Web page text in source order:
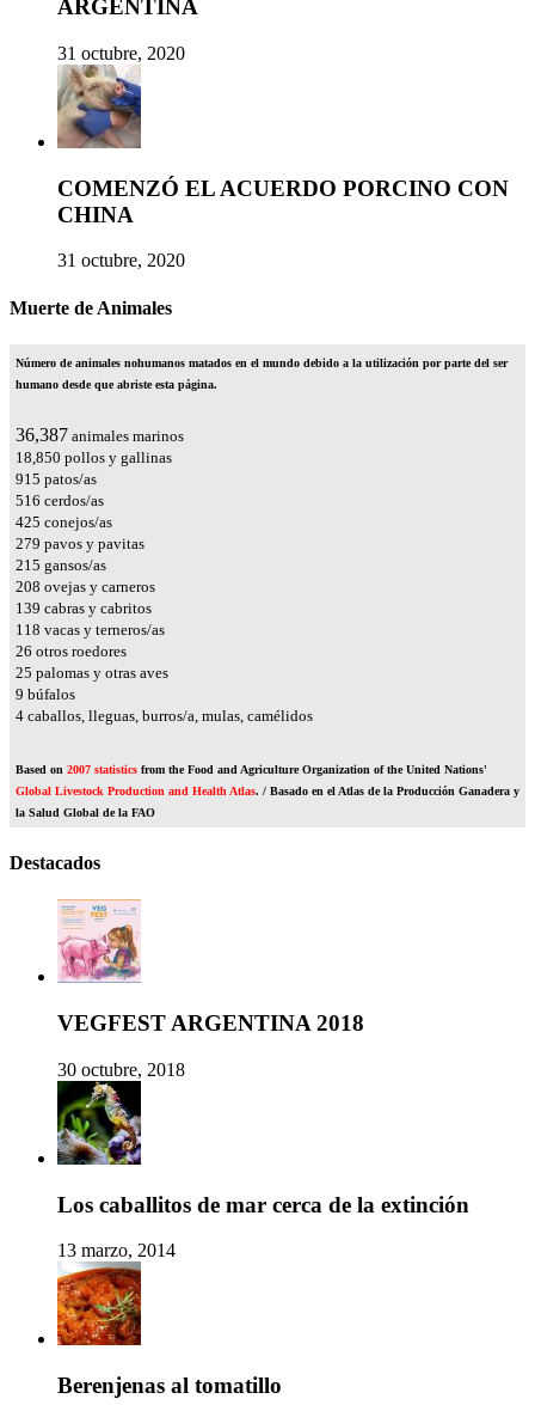
ARGENTINA
31 octubre, 2020
COMENZÓ EL ACUERDO PORCINO CON
CHINA
31 octubre, 2020
Muerte de Animales
Número de animales nohumanos matados en el mundo debido a la utilización por parte del ser
humano desde que abriste esta página.
42,808 animales marinos
22,176 pollos y gallinas
1,076patos/as
607 cerdos/as
500 conejos/as
329 pavos y pavitas
254 gansos/as
245 ovejas y carneros
164 cabras y cabritos
139 vacas y terneros/as
31 otros roedores
30 palomas y otras aves
11búfalos
4 caballos, lleguas, burros/a, mulas, camélidos
Based on 2007 statistics from the Food and Agriculture Organization of the United Nations'
Global Livestock Production and Health Atlas. / Basado en el Atlas de la Producción Ganadera y
la Salud Global de la FAO
Destacados
VEGFEST ARGENTINA 2018
30 octubre, 2018
Los caballitos de mar cerca de la extinción
13 marzo, 2014
Berenjenas al tomatillo